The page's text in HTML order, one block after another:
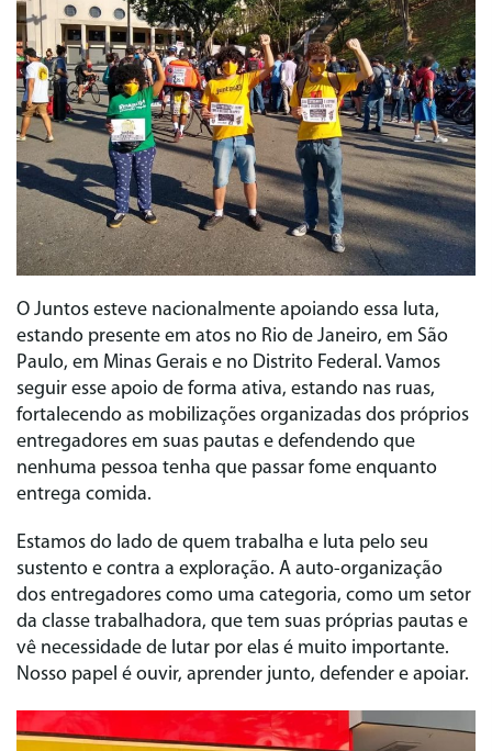
O Juntos esteve nacionalmente apoiando essa luta,
estando presente em atos no Rio de Janeiro, em São
Paulo, em Minas Gerais e no Distrito Federal. Vamos
seguir esse apoio de forma ativa, estando nas ruas,
fortalecendo as mobilizações organizadas dos próprios
entregadores em suas pautas e defendendo que
nenhuma pessoa tenha que passar fome enquanto
entrega comida.
Estamos do lado de quem trabalha e luta pelo seu
sustento e contra a exploração. A auto-organização
dos entregadores como uma categoria, como um setor
da classe trabalhadora, que tem suas próprias pautas e
vê necessidade de lutar por elas é muito importante.
Nosso papel é ouvir, aprender junto, defender e apoiar.